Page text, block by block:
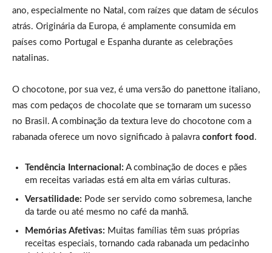
ano, especialmente no Natal, com raízes que datam de séculos
atrás. Originária da Europa, é amplamente consumida em
países como Portugal e Espanha durante as celebrações
natalinas.
O chocotone, por sua vez, é uma versão do panettone italiano,
mas com pedaços de chocolate que se tornaram um sucesso
no Brasil. A combinação da textura leve do chocotone com a
rabanada oferece um novo significado à palavra confort food .
Tendência Internacional: A combinação de doces e pães
em receitas variadas está em alta em várias culturas.
Versatilidade: Pode ser servido como sobremesa, lanche
da tarde ou até mesmo no café da manhã.
Memórias Afetivas: Muitas famílias têm suas próprias
receitas especiais, tornando cada rabanada um pedacinho